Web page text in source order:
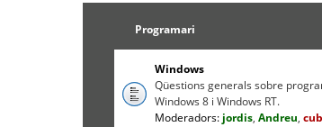
Programari
Windows
Qüestions generals sobre
Windows 8 i Windows RT.
Moderadors: jordis, Andreu,